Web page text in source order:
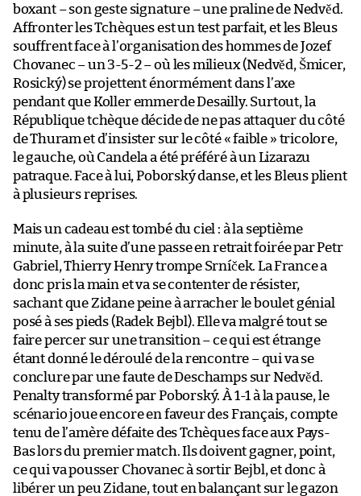
boxant – son geste signature – une praline de Nedvěd.
Affronter les Tchèques est un test parfait, et les Bleus
souffrent face à l’organisation des hommes de Jozef
Chovanec – un 3-5-2 – où les milieux (Nedvěd, Šmicer,
Rosický) se projettent énormément dans l’axe
pendant que Koller emmerde Desailly. Surtout, la
République tchèque décide de ne pas attaquer du côté
de Thuram et d’insister sur le côté « faible » tricolore,
le gauche, où Candela a été préféré à un Lizarazu
patraque. Face à lui, Poborský danse, et les Bleus plient
à plusieurs reprises.
Mais un cadeau est tombé du ciel : à la septième
minute, à la suite d’une passe en retrait foirée par Petr
Gabriel, Thierry Henry trompe Srníček. La France a
donc pris la main et va se contenter de résister,
sachant que Zidane peine à arracher le boulet génial
posé à ses pieds (Radek Bejbl). Elle va malgré tout se
faire percer sur une transition – ce qui est étrange
étant donné le déroulé de la rencontre – qui va se
conclure par une faute de Deschamps sur Nedvěd.
Penalty transformé par Poborský. À 1-1 à la pause, le
scénario joue encore en faveur des Français, compte
tenu de l’amère défaite des Tchèques face aux Pays-
Bas lors du premier match. Ils doivent gagner, point,
ce qui va pousser Chovanec à sortir Bejbl, et donc à
libérer un peu Zidane, tout en balançant sur le gazon